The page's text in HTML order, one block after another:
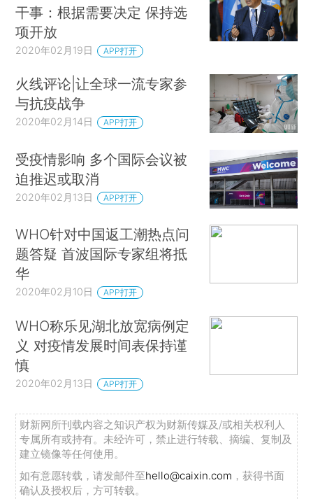
干事：根据需要决定 保持选
项开放
2020年02月19日 APP打开
火线评论|让全球一流专家参
与抗疫战争
2020年02月14日 APP打开
受疫情影响 多个国际会议被
迫推迟或取消
2020年02月13日 APP打开
WHO针对中国返工潮热点问
题答疑 首波国际专家组将抵
华
2020年02月10日 APP打开
WHO称乐见湖北放宽病例定
义 对疫情发展时间表保持谨
慎
2020年02月13日 APP打开
财新网所刊载内容之知识产权为财新传媒及/或相关权利人
专属所有或持有。未经许可，禁止进行转载、摘编、复制及
建立镜像等任何使用。
如有意愿转载，请发邮件至hello@caixin.com ，获得书面
确认及授权后，方可转载。